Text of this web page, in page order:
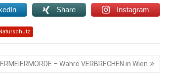
Share Instagram
– Wahre VERBRECHEN in Wien